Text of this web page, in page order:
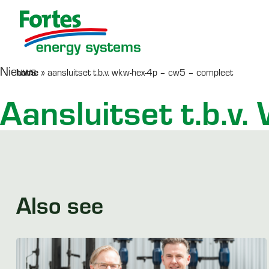
Afleverset
home » aansluitset t.b.v. wkw-hex-4p – cw5 – compleet
Nieuws
Aansluitset t.b.v.
Also see